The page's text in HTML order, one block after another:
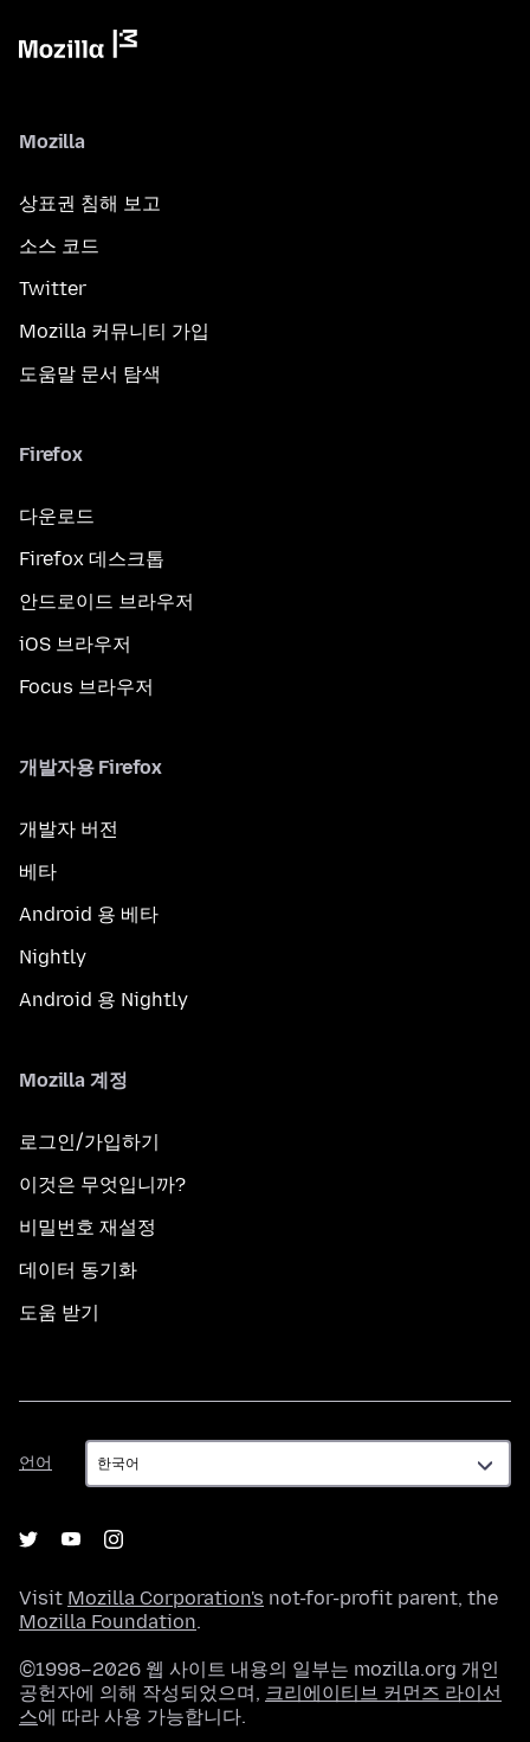
Mozilla
상표권 침해 보고
소스 코드
Twitter
Mozilla 커뮤니티 가입
도움말 문서 탐색
Firefox
다운로드
Firefox 데스크톱
안드로이드 브라우저
iOS 브라우저
Focus 브라우저
개발자용 Firefox
개발자 버전
베타
Android 용 베타
Nightly
Android 용 Nightly
Mozilla 계정
로그인/가입하기
이것은 무엇입니까?
비밀번호 재설정
데이터 동기화
도움 받기
언어
언
어
Visit Mozilla Corporation's not-for-profit parent, the
Mozilla Foundation.
©1998–2026 웹 사이트 내용의 일부는 mozilla.org 개인
공헌자에 의해 작성되었으며, 크리에이티브 커먼즈 라이선
스에 따라 사용 가능합니다.